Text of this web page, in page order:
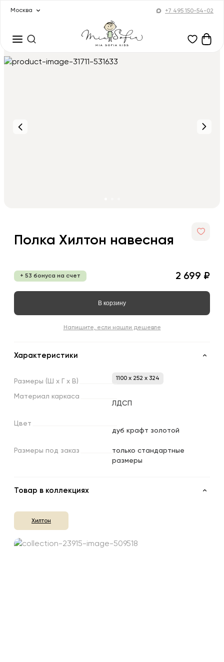
Москва +7 495 150-54-02
Полка Хилтон навесная
+ 53 бонуса на счет 2 699 ₽
В корзину
Напишите, если нашли дешевле
Характеристики
Размеры (Ш х х В) 1100 x 252 x 324
Материал каркаса
ЛДСП
Цвет
дуб крафт золотой
Размеры под заказ
только стандартные
размеры
Товар в коллекциях
Хилтон